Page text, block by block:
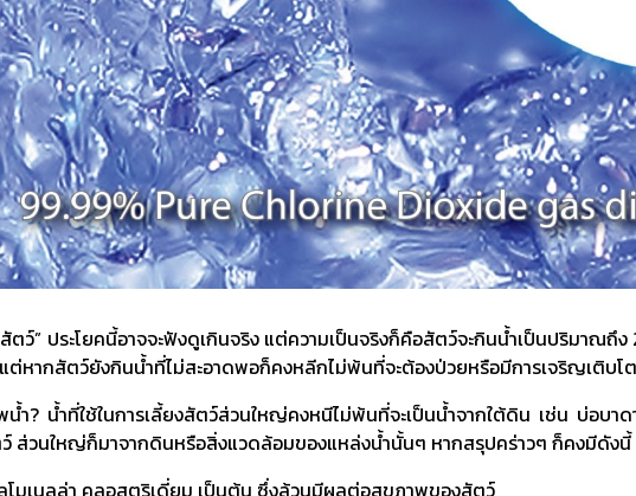
” ประโยคนี้อาจจะฟังดูเกินจริง แต่ความเป็นจริงก็คือสัตว์จะกินน้ำเป็นปริมาณถึง
ต่หากสัตว์ยังกินน้ำที่ไม่สะอาดพอก็คงหลีกไม่พ้นที่จะต้องป่วยหรือมีการเจริญเติบ
น้ำที่ใช้ในการเลี้ยงสัตว์ส่วนใหญ่คงหนีไม่พ้นที่จะเป็นน้ำจากใต้ดิน เช่น บ่อบา
ส่วนใหญ่ก็มาจากดินหรือสิ่งแวดล้อมของแหล่งน้ำนั้นๆ หากสรุปคร่าวๆ ก็คงมีดังนี้
โมเนลล่า คลอสตริเดี่ยม เป็นต้น ซึ่งล้วนมีผลต่อสุขภาพของสัตว์